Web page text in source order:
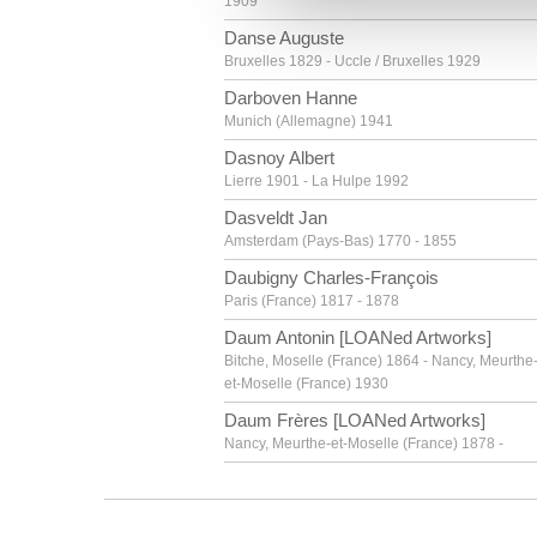
Danse Auguste
Bruxelles 1829 - Uccle / Bruxelles 1929
Darboven Hanne
Munich (Allemagne) 1941
Dasnoy Albert
Lierre 1901 - La Hulpe 1992
Dasveldt Jan
Amsterdam (Pays-Bas) 1770 - 1855
Daubigny Charles-François
Paris (France) 1817 - 1878
Daum Antonin [LOANed Artworks]
Bitche, Moselle (France) 1864 - Nancy, Meurthe-
et-Moselle (France) 1930
Daum Frères [LOANed Artworks]
Nancy, Meurthe-et-Moselle (France) 1878 -
Oudewater (Pays-Bas) vers 1459 - Bruges 1523